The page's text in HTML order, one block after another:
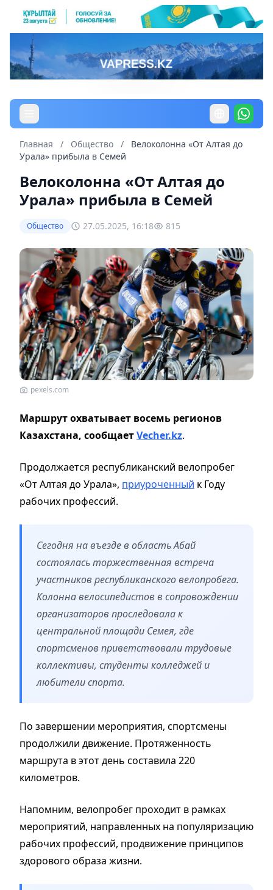
Главная / Общество /
Велоколонна «От Алтая до
Урала» прибыла в Семей
Велоколонна «От Алтая до
Урала» прибыла в Семей
Общество 27.05.2025, 16:18 815
pexels.com
Маршрут охватывает восемь регионов
Казахстана, сообщаетVecher.kz.
Продолжается республиканский велопробег
«От Алтая до Урала», приуроченный к Году
рабочих профессий.
Сегодня на въезде в область Абай
состоялась торжественная встреча
участников республиканского велопробега.
Колонна велосипедистов в сопровождении
организаторов проследовала к
центральной площади Семея, где
спортсменов приветствовали трудовые
коллективы, студенты колледжей и
любители спорта.
По завершении мероприятия, спортсмены
продолжили движение. Протяженность
маршрута в этот день составила 220
километров.
Напомним, велопробег проходит в рамках
мероприятий, направленных на популяризацию
рабочих профессий, продвижение принципов
здорового образа жизни.